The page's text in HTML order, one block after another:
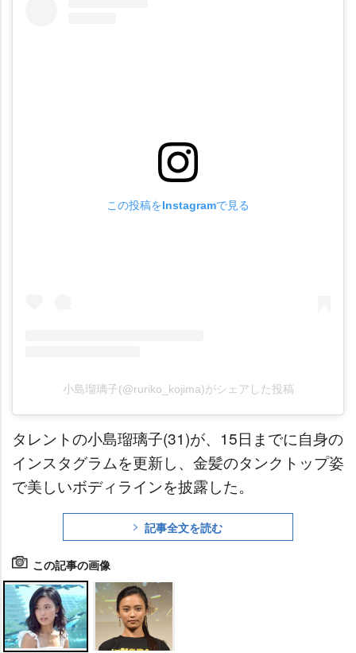
この投稿をInstagramで見る
小島瑠璃子(@ruriko_kojima)がシェアした投稿
タレントの小島瑠璃子(31)が、15日までに自身の
インスタグラムを更新し、金髪のタンクトップ姿
で美しいボディラインを披露した。
記事全文を読む
この記事の画像